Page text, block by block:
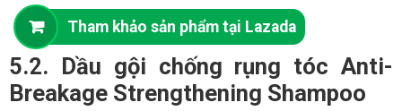
Tham khảo sản phẩm tại Lazada
5.2. Dầu gội chống rụng tóc Anti-
Breakage Strengthening Shampoo